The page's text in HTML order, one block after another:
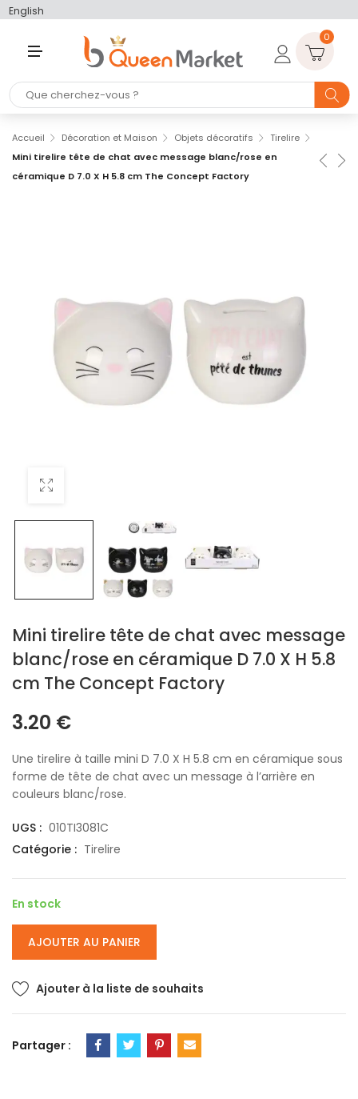
English
U
0
Accueil Décoration et Maison Objets décoratifs
Tirelire
Mini tirelire tête de chat avec message blanc/rose en
céramique D 7.0 X H 5.8 cm The Concept Factory
Mini tirelire tête de chat avec message
blanc/rose en céramique D 7.0 X H 5.8
cm The Concept Factory
3.20 €
Une tirelire à taille mini D 7.0 X H 5.8 cm en céramique sous
forme de tête de chat avec un message à l’arrière en
couleurs blanc/rose.
UGS : 010TI3081C
Catégorie : Tirelire
En stock
AJOUTER AU PANIER
Ajouter à la liste de souhaits
Partager :